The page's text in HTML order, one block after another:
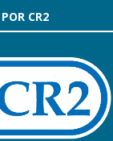
CR2